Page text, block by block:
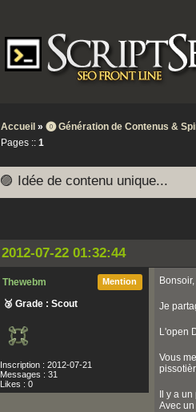
Accueil » ⓿ Génération de Contenus &
Pages :: 1
🟣 Idée de contenu unique...
2012-07-22 01:32:44
Mention
Thewebm
🥉 Grade : Scout
Inscription : 2012-07-21
Messages : 31
Likes : 0
Bonsoir,
Je
L'open
Vous
Il y a
Avec